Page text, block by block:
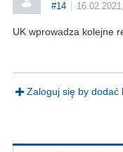
#14
UK wprowadza kolejne
Zaloguj się by dodać